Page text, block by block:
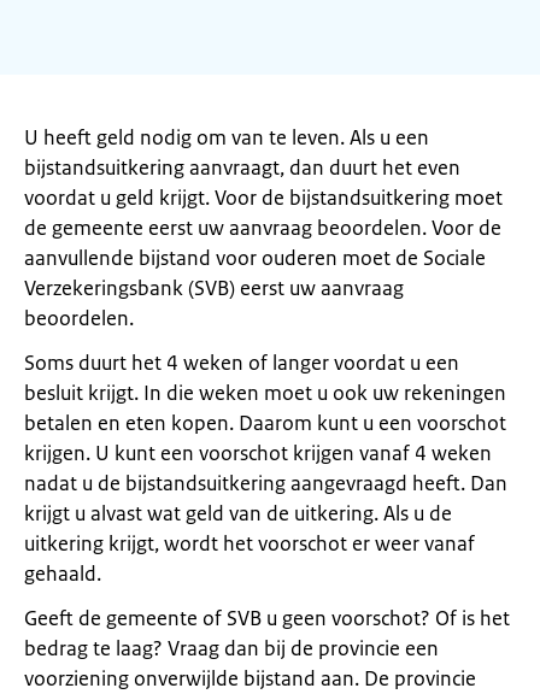
U heeft geld nodig om van te leven. Als u een
bijstandsuitkering aanvraagt, dan duurt het even
voordat u geld krijgt. Voor de bijstandsuitkering moet
de gemeente eerst uw aanvraag beoordelen. Voor de
aanvullende bijstand voor ouderen moet de Sociale
Verzekeringsbank (SVB) eerst uw aanvraag
beoordelen.
Soms duurt het 4 weken of langer voordat u een
besluit krijgt. In die weken moet u ook uw rekeningen
betalen en eten kopen. Daarom kunt u een voorschot
krijgen. U kunt een voorschot krijgen vanaf 4 weken
nadat u de bijstandsuitkering aangevraagd heeft. Dan
krijgt u alvast wat geld van de uitkering. Als u de
uitkering krijgt, wordt het voorschot er weer vanaf
gehaald.
Geeft de gemeente of SVB u geen voorschot? Of is het
bedrag te laag? Vraag dan bij de provincie een
voorziening onverwijlde bijstand aan. De provincie